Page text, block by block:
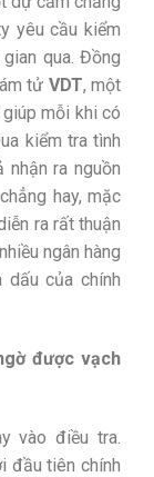
yêu cầu kiểm
qua. Đồng
tử VDT, một
mỗi khi có
kiểm tra tình
nhận ra nguồn
hay, mặc
ra rất thuận
ngân hàng
dấu của chính
được vạch
vào điều tra.
đầu tiên chính